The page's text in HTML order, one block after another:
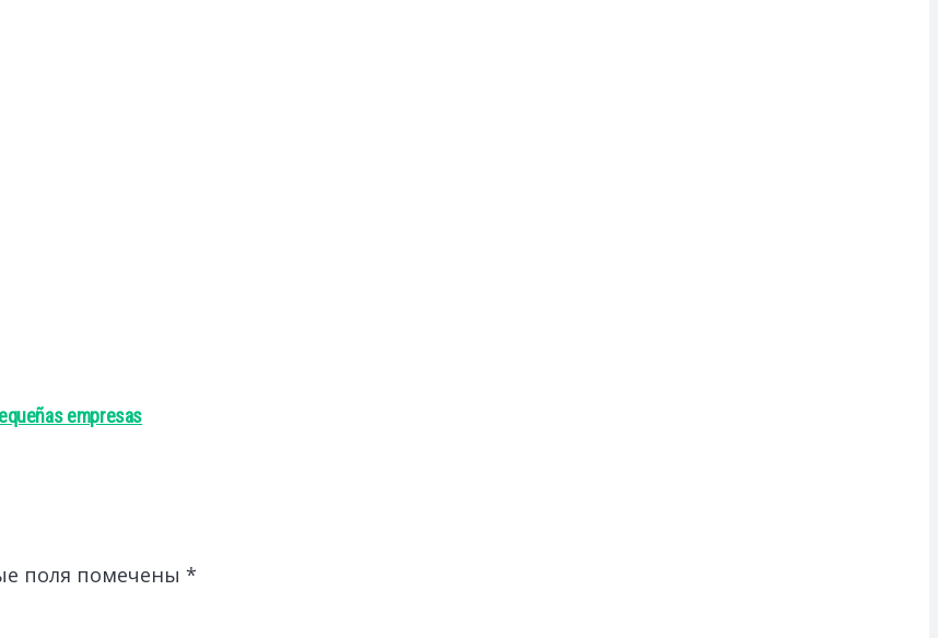
empresas
поля помечены *